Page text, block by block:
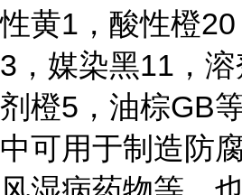
性黄1，酸性橙
3，媒染黑11，
剂橙5，油棕GB
中可用于制造防